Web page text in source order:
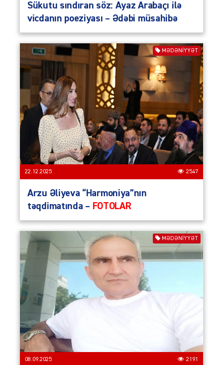
Sükutu sındıran söz: Ayaz Arabaçı ilə
vicdanın poeziyası – Ədəbi müsahibə
MƏDƏNİYYƏT
22.12.2025 2547
Arzu Əliyeva “Harmoniya”nın
təqdimatında – FOTOLAR
MƏDƏNİYYƏT
08.09.2025 2191